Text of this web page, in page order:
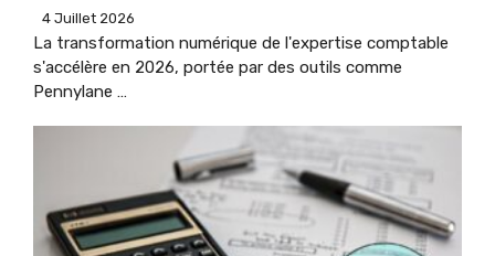
4 Juillet 2026
La transformation numérique de l'expertise comptable
s'accélère en 2026, portée par des outils comme
Pennylane …